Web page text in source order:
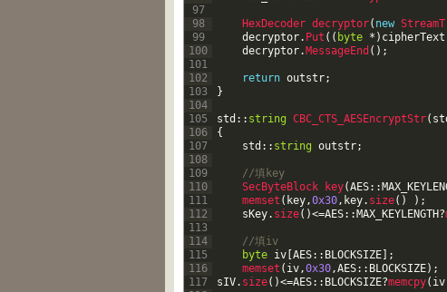
97
98
99
100
101
102
103
104
105
106
107
108
109
110
111
112
113
114
115
116
117
HexDecoder decryptor( new
decryptor. Put ( ( byte * ) cipherText
decryptor. MessageEnd ( ) ;
return outstr;
}
std :: string CBC_CTS_AESEncryptStr(
{
std :: string outstr;
//填key
SecByteBlock
key(AES::
memset ( key,0x30, key. size( ) ) ;
sKey. size( )<=AES:: MAX_KEYLENGTH?
//填iv
byte iv AES:: BLOCKSIZE
;
memset ( iv,0x30,AES:: BLOCKSIZE) ;
sIV. size( )<=AES:: BLOCKSIZE?memcpy( iv